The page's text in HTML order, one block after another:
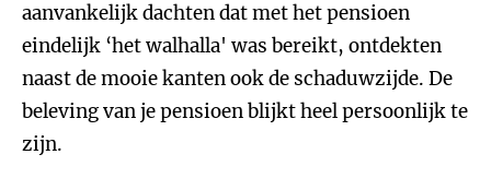
aanvankelijk dachten dat met het pensioen
eindelijk ‘het walhalla' was bereikt, ontdekten
naast de mooie kanten ook de schaduwzijde. De
beleving van je pensioen blijkt heel persoonlijk te
zijn.